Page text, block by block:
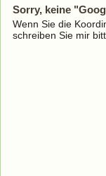
Sorry, keine
Wenn Sie die
schreiben Sie mir